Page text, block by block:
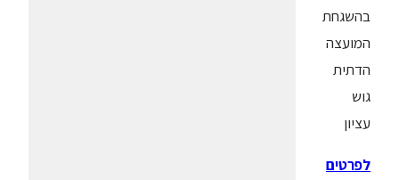
בהשגחת
המועצה
הדתית
גוש
עציון
לפרטים